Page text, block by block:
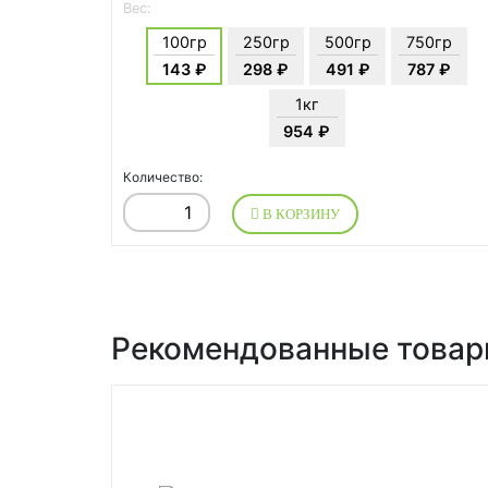
Вес:
100гр
143 ₽
250гр
298 ₽
500гр
491 ₽
750гр
787 ₽
1кг
954 ₽
Количество:
В КОРЗИНУ
Рекомендованные